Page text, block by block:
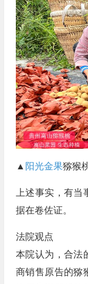
▲ 阳光金果猕猴
上述事实，有
据在卷佐证。
法院观点
本院认为，合法
商销售原告的猕